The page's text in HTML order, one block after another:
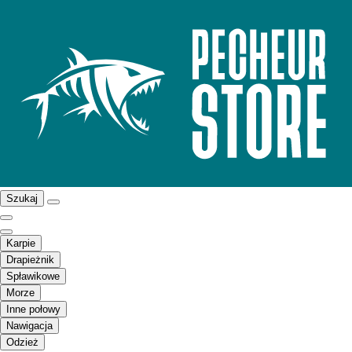
Szukaj
Karpie
Drapieżnik
Spławikowe
Morze
Inne połowy
Nawigacja
Odzież